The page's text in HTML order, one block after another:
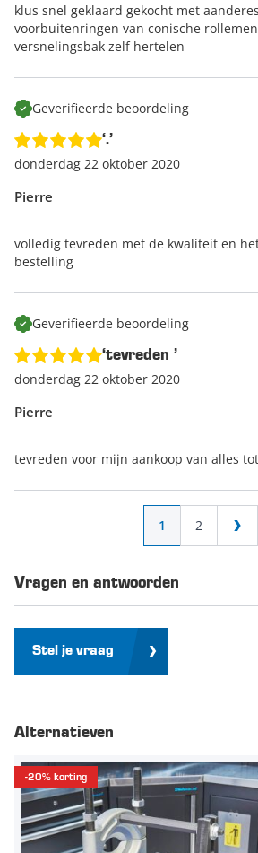
klus snel geklaard gekocht met
voorbuitenringen van conische
versnelingsbak zelf hertelen
Geverifieerde beoordeling
Pierre
‘.’
donderdag 22 oktober 2020
volledig tevreden met de kwaliteit en
bestelling
Geverifieerde beoordeling
Pierre
‘tevreden ’
donderdag 22 oktober 2020
tevreden voor mijn aankoop van alles
U lees
1 Pagina
2
Vragen en antwoorden
Stel je vraag
Alternatieven
-20% korting